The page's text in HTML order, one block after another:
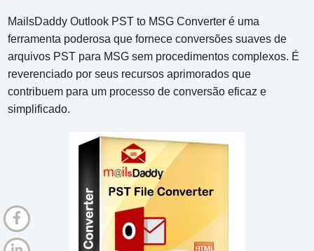
MailsDaddy Outlook PST to MSG Converter é uma
ferramenta poderosa que fornece conversões suaves de
arquivos PST para MSG sem procedimentos complexos. É
reverenciado por seus recursos aprimorados que
contribuem para um processo de conversão eficaz e
simplificado.